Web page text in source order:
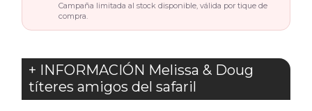
Campaña limitada al stock disponible, válida por tique de
compra.
+ INFORMACIÓN Melissa & Doug
títeres amigos del safaril